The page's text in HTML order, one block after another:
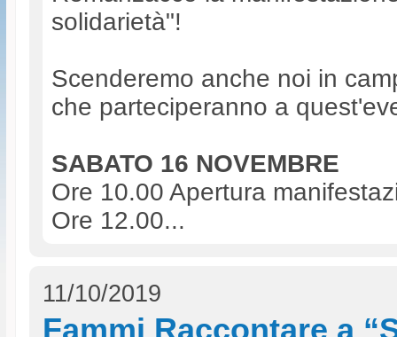
solidarietà"!
Scenderemo anche noi in
che parteciperanno a
SABATO 16 NOVEMBRE
Ore 10.00 Apertura
Ore 12.00...
11/10/2019